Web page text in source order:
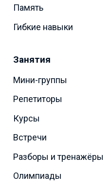
Память
Гибкие навыки
Занятия
Мини-группы
Репетиторы
Курсы
Встречи
Разборы и тренажёры
Олимпиады